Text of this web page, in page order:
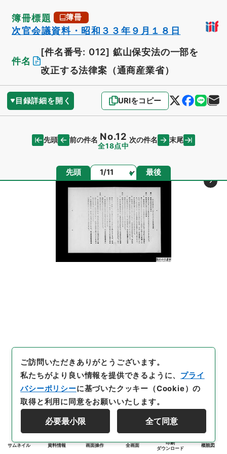
簿冊標題 簿冊
次官会議資料・昭和３３年９月１８日
件名
[件名番号: 012] 鉱山保安法の一部を
改正する法律案（通商産業省）
目録詳細を開く URIをコピー
先頭 前の件名 No.12
全18点中
次の件名 末尾
先頭 ページ 最後
サムネイル 資料情報 画面操作 全画面
印刷
ダウンロード
概観図
ご訪問いただきありがとうございます。
私たちがより良い情報を提供できるように、 プライ
バシーポリシーに基づいたクッキー（Cookie）の
取得と利用に同意をお願いいたします。
必要最小限 全て同意